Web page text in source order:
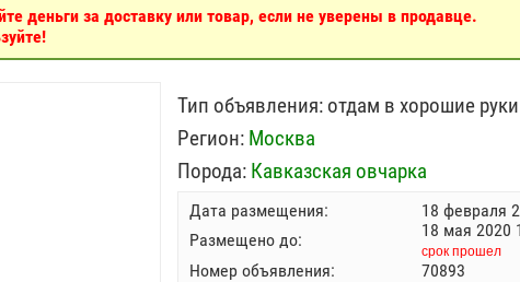
деньги за доставку или товар, если не уверены в продавце.
Тип объявления:отдам в хорошие руки
Регион: Москва
Порода: Кавказская овчарка
Дата размещения:
18 февраля
Размещено до:
18 мая 2020
срок прошел
Номер объявления: 70893